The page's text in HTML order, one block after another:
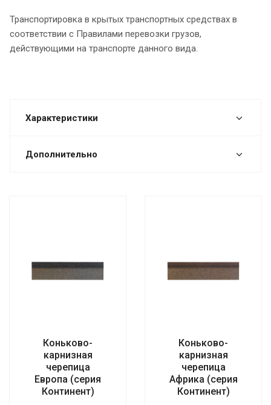
Транспортировка в крытых транспортных средствах в
соответствии с Правилами перевозки грузов,
действующими на транспорте данного вида.
Характеристики
Дополнительно
Коньково-
карнизная
черепица
Европа (серия
Континент)
Коньково-
карнизная
черепица
Африка (серия
Континент)